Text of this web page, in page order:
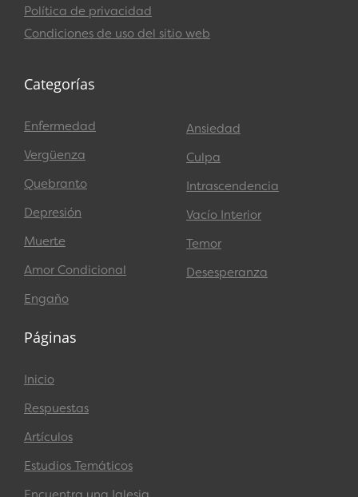
Política de privacidad
Condiciones de uso del sitio web
Categorías
Enfermedad
Vergüenza
Quebranto
Depresión
Muerte
Amor Condicional
Engaño
Ansiedad
Culpa
Intrascendencia
Vacío Interior
Temor
Desesperanza
Páginas
Inicio
Respuestas
Artículos
Estudios Temáticos